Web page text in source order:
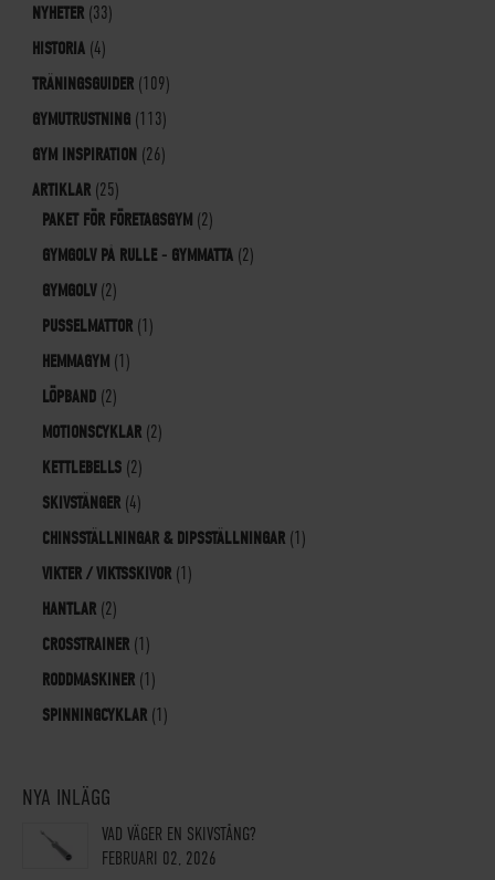
NYHETER (33)
HISTORIA (4)
TRÄNINGSGUIDER (109)
GYMUTRUSTNING (113)
GYM INSPIRATION (26)
ARTIKLAR (25)
PAKET FÖR FÖRETAGSGYM (2)
GYMGOLV PÅ RULLE - GYMMATTA (2)
GYMGOLV(2)
PUSSELMATTOR (1)
HEMMAGYM (1)
LÖPBAND (2)
MOTIONSCYKLAR (2)
KETTLEBELLS (2)
SKIVSTÄNGER (4)
CHINSSTÄLLNINGAR & DIPSSTÄLLNINGAR (1)
VIKTER / VIKTSSKIVOR (1)
HANTLAR (2)
CROSSTRAINER (1)
RODDMASKINER (1)
SPINNINGCYKLAR (1)
NYA INLÄGG
VAD VÄGER EN SKIVSTÅNG?
FEBRUARI 02, 2026